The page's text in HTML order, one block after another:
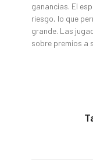
ganancias. El
riesgo, lo que
grande. Las
sobre premios a